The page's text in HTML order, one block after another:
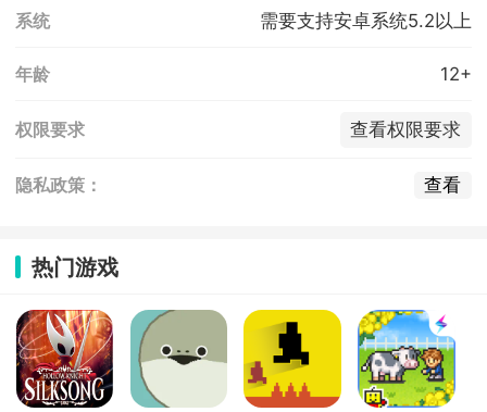
系统 需要支持安卓系统5.2以上
年龄 12+
权限要求 查看权限要求
隐私政策： 查看
热门游戏